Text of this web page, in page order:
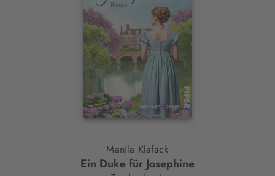
Manila Klafack
Ein Duke für Josephine